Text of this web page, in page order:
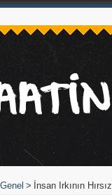
Genel > İnsan Irkının